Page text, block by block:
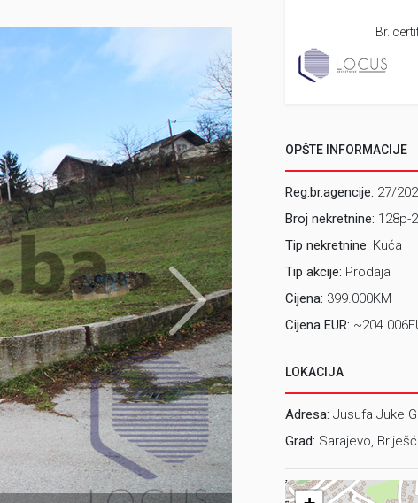
Br.
OPŠTE INFORMACIJE
Reg.br.agencije: 27/
Broj nekretnine: 128p-
Tip nekretnine: Kuća
Tip akcije: Prodaja
Cijena: 399.000KM
Cijena EUR:
LOKACIJA
Adresa: Jusufa Juke
Grad: Sarajevo,